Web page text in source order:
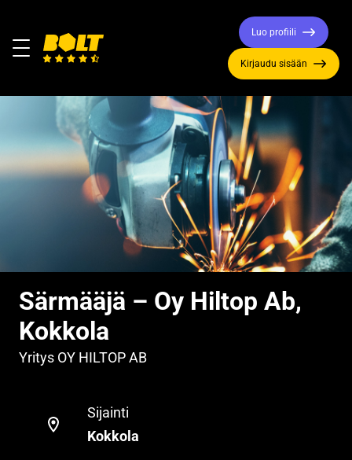
Valikko
etusivulle
Luo profiili
Kirjaudu sisään
Särmääjä – Oy Hiltop Ab,
Kokkola
Yritys OY HILTOP AB
Sijainti
Kokkola